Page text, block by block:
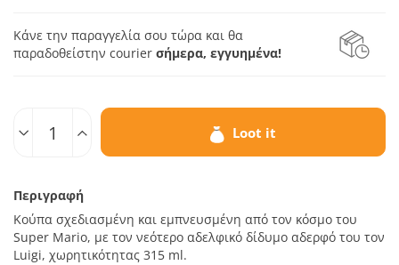
Κάνε την παραγγελία σου τώρα και θα
παραδοθείστην courier σήμερα, εγγυημένα!
Loot it
Περιγραφή
Κούπα σχεδιασμένη και εμπνευσμένη από τον κόσμο του
Super Mario, με τον νεότερο αδελφικό δίδυμο αδερφό του τον
Luigi, χωρητικότητας 315 ml.